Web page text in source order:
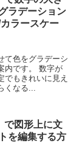
ラデーション
ラースケー
て色をグラデーシ
内です。 数字が
でもきれいに見え
なる...
で図形上に文
を編集する方